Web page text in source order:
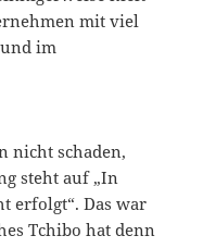
mit viel
im
nicht schaden,
steht auf „In
erfolgt“. Das war
Tchibo hat denn